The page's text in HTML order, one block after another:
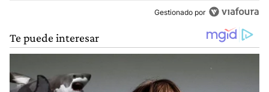
Gestionado por